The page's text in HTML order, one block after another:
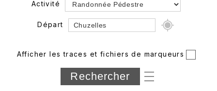
Activité
Départ
Département
Longueur min/max
Afficher les traces et fichiers de marqueurs